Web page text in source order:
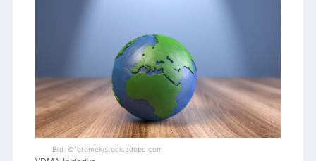
Bild: ©fotomek/stock.adobe.com